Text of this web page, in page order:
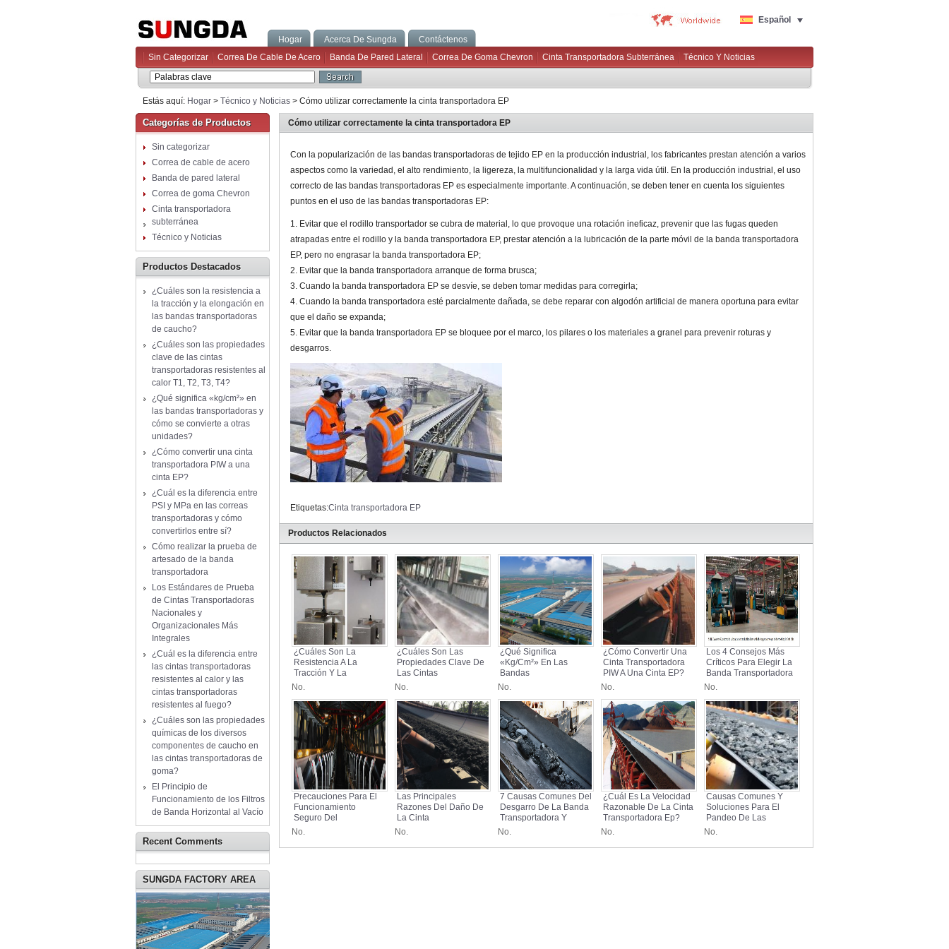
Español
Hogar
Acerca De Sungda
Contáctenos
Sin Categorizar
Correa De Cable De Acero Banda De Pared Lateral Correa De Goma Chevron Cinta Transportadora Subterránea Técnico Y Noticias
Estás aquí: Hogar > Técnico y Noticias > Cómo utilizar correctamente la cinta transportadora EP
Categorías de Productos
Sin categorizar
Correa de cable de acero
Banda de pared lateral
Correa de goma Chevron
Cinta transportadora
subterránea
Técnico y Noticias
Productos Destacados
¿Cuáles son la resistencia a
la tracción y la elongación en
las bandas transportadoras
de caucho?
¿Cuáles son las propiedades
clave de las cintas
transportadoras resistentes al
calor T1, T2, T3, T4?
¿Qué significa «kg/cm²» en
las bandas transportadoras y
cómo se convierte a otras
unidades?
¿Cómo convertir una cinta
transportadora PIW a una
cinta EP?
¿Cuál es la diferencia entre
PSI y MPa en las correas
transportadoras y cómo
convertirlos entre sí?
Cómo realizar la prueba de
artesado de la banda
transportadora
Los Estándares de Prueba
de Cintas Transportadoras
Nacionales y
Organizacionales Más
Integrales
¿Cuál es la diferencia entre
las cintas transportadoras
resistentes al calor y las
cintas transportadoras
resistentes al fuego?
¿Cuáles son las propiedades
químicas de los diversos
componentes de caucho en
las cintas transportadoras de
goma?
El Principio de
Funcionamiento de los Filtros
de Banda Horizontal al Vacío
Recent Comments
SUNGDA FACTORY AREA
Cómo utilizar correctamente la cinta transportadora EP
Con la popularización de las bandas transportadoras de tejido EP en la producción industrial, los fabricantes prestan atención a varios
aspectos como la variedad, el alto rendimiento, la ligereza, la multifuncionalidad y la larga vida útil. En la producción industrial, el uso
correcto de las bandas transportadoras EP es especialmente importante. A continuación, se deben tener en cuenta los siguientes
puntos en el uso de las bandas transportadoras EP:
1. Evitar que el rodillo transportador se cubra de material, lo que provoque una rotación ineficaz, prevenir que las fugas queden
atrapadas entre el rodillo y la banda transportadora EP, prestar atención a la lubricación de la parte móvil de la banda transportadora
EP, pero no engrasar la banda transportadora EP;
2. Evitar que la banda transportadora arranque de forma brusca;
3. Cuando la banda transportadora EP se desvíe, se deben tomar medidas para corregirla;
4. Cuando la banda transportadora esté parcialmente dañada, se debe reparar con algodón artificial de manera oportuna para evitar
que el daño se expanda;
5. Evitar que la banda transportadora EP se bloquee por el marco, los pilares o los materiales a granel para prevenir roturas y
desgarros.
Etiquetas:Cinta transportadora EP
Productos Relacionados
¿Cuáles Son La
Resistencia A La
Tracción Y La
Elongación En Las
Transportadoras De
Caucho?
No.
¿Cuáles Son Las
Propiedades Clave De
Las Cintas
Transportadoras
T2, T3, T4?
No.
¿Qué Significa
«kg/cm²» En Las
Bandas
Transportadoras Y
Otras Unidades?
No.
¿Cómo Convertir Una
Cinta Transportadora
PIW A Una Cinta EP?
No.
Los 4 Consejos Más
Críticos Para Elegir La
Banda Transportadora
De Goma Correcta
No.
Precauciones Para El
Funcionamiento
Seguro Del
Transportador De
No.
Las Principales
Razones Del Daño De
La Cinta
Transportadora EP
No.
7 Causas Comunes Del
Desgarro De La Banda
Transportadora Y
¿Cuáles Son Las
No.
¿Cuál Es La Velocidad
Razonable De La Cinta
Transportadora Ep?
No.
Causas Comunes Y
Soluciones Para El
Pandeo De Las
Correas
No.